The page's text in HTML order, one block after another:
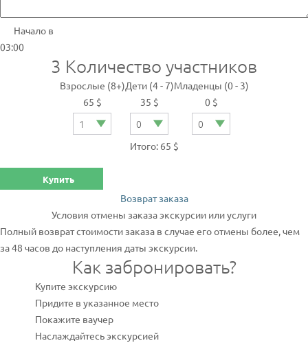
Начало в
03:00
3 Количество участников
Взрослые (8+)
65 $
Дети (4 - 7)
35 $
Младенцы (0 - 3)
0 $
Итого: 65 $
Купить
Возврат заказа
Условия отмены заказа экскурсии или услуги
Полный возврат стоимости заказа в случае его отмены более, чем
за 48 часов до наступления даты экскурсии.
Как забронировать?
Купите экскурсию
Придите в указанное место
Покажите ваучер
Наслаждайтесь экскурсией